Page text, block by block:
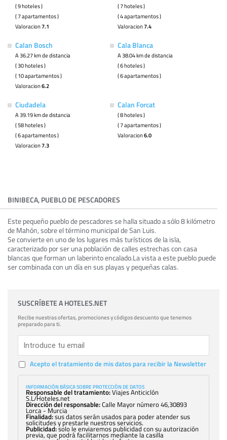
( 9 hoteles )
( 7 apartamentos )
Valoracion7.1
( 7 hoteles )
( 4 apartamentos )
Valoracion7.4
Calan Bosch
A 36.27 km de distancia
( 30 hoteles )
( 10 apartamentos )
Valoracion6.2
Cala Blanca
A 38.04 km de distancia
( 6 hoteles )
( 6 apartamentos )
Ciudadela
A 39.19 km de distancia
( 58 hoteles )
( 6 apartamentos )
Valoracion7.3
Calan Forcat
( 8 hoteles )
( 7 apartamentos )
Valoracion6.0
BINIBECA, PUEBLO DE PESCADORES
Este pequeño pueblo de pescadores se halla situado a sólo 8 kilómetro
de Mahón, sobre el término municipal de San Luis.
Se convierte en uno de los lugares más turísticos de la isla,
caracterizado por ser una población de calles estrechas con casa
blancas que forman un laberinto encalado.La vista a este pueblo puede
ser combinada con un día en sus playas y pequeñas calas.
SUSCRÍBETE A HOTELES.NET
Recibe nuestras ofertas, promociones y códigos descuento que tenemos
preparado para ti.
Acepto el tratamiento de mis datos para recibir la Newsletter
INFORMACIÓN BÁSICA SOBRE PROTECCIÓN DE DATOS
Responsable del tratamiento:Viajes Anticiclón
S.L/Hoteles.net
Dirección del responsable:Calle Mayor número 46,30893
Lorca - Murcia
Finalidad:sus datos serán usados para poder atender sus
solicitudes y prestarle nuestros servicios.
Publicidad:solo le enviaremos publicidad con su autorización
previa, que podrá facilitarnos mediante la casilla